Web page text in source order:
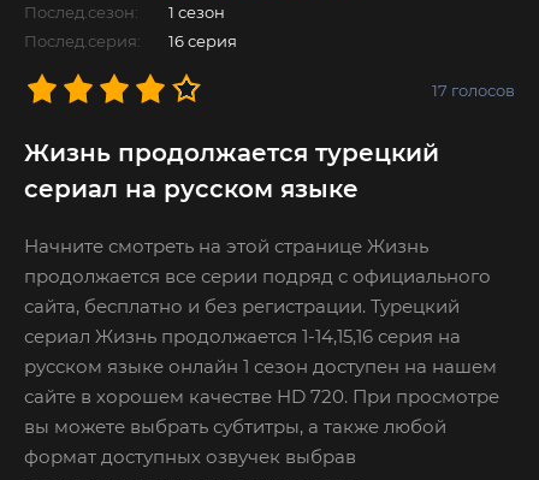
Послед.сезон:
1 сезон
Послед.серия:
16 серия
17 голосов
Жизнь продолжается турецкий
сериал на русском языке
Начните смотреть на этой странице Жизнь
продолжается все серии подряд с официального
сайта, бесплатно и без регистрации. Турецкий
сериал Жизнь продолжается 1-14,15,16 серия на
русском языке онлайн 1 сезон доступен на нашем
сайте в хорошем качестве HD 720. При просмотре
вы можете выбрать субтитры, а также любой
формат доступных озвучек выбрав